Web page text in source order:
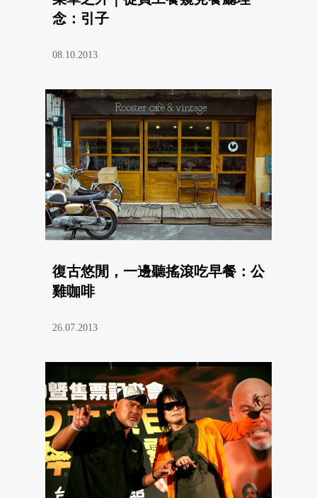
念：引子
08.10.2013
復古悠閒，一邊聽搖滾吃早餐：公
雞咖啡
26.07.2013